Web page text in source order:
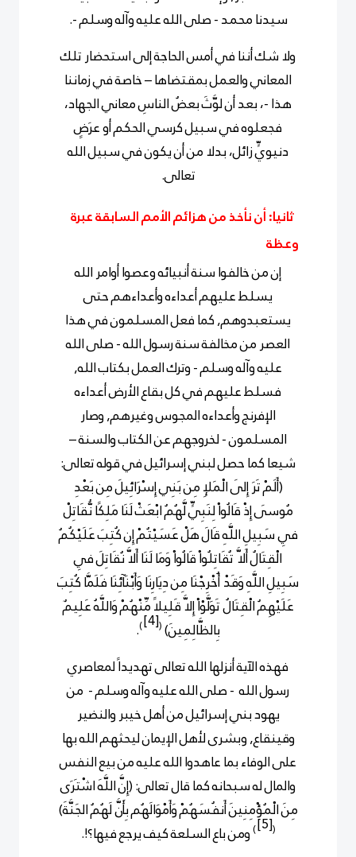
سيدنا محمد - صلى الله عليه وآله وسلم -.
ولا شك أننا في أمس الحاجة إلى استحضار تلك
المعاني والعمل بمقتضاها – خاصة في زماننا
هذا -، بعد أن لوَّثَ بعضُ الناسِ معاني الجهاد،
فجعلوه في سبيل كرسي الحكم أو عرَضٍ
دنيويٍّ زائل، بدلا من أن يكون في سبيل الله
تعالى.
ثانيا: أن نأخذ من هزائم الأمم السابقة عبرة
وعظة
إن من خالفوا سنة أنبيائه وعصوا أوامر الله
يسلط عليهم أعداءه وأعداءهم حتى
يستعبدوهم, كما فعل المسلمون في هذا
العصر من مخالفة سنة رسول الله - صلى الله
عليه وآله وسلم - وترك العمل بكتاب الله,
فسلط عليهم في كل بقاع الأرض أعداءه
الإفرنج وأعداءه المجوس وغيرهم, وصار
المسلمون - لخروجهم عن الكتاب والسنة –
شيعا كما حصل لبني إسرائيل في قوله تعالى:
(أَلَمْ تَرَ إِلَى الْمَلإِ مِن بَنِي إِسْرَائِيلَ مِن بَعْدِ
مُوسَى إِذْ قَالُواْ لِنَبِيٍّ لَّهُمُ ابْعَثْ لَنَا مَلِكًا نُّقَاتِلْ
فِيسَبِيلِ اللَّهِ قَالَ هَلْ عَسَيْتُمْ إِن كُتِبَ عَلَيْكُمُ
الْقِتَالُ أَلاَّتُقَاتِلُواْ قَالُواْ وَمَا لَنَا أَلاَّ نُقَاتِلَ فِي
سَبِيلِ اللَّهِ وَقَدْأُخْرِجْنَا مِن دِيَارِنَا وَأَبْنَآئِنَا فَلَمَّا كُتِبَ
عَلَيْهِمُ الْقِتَالُتَوَلَّوْاْ إِلاَّ قَلِيلاً مِّنْهُمْ وَاللَّهُ عَلِيمٌ
بِالظَّالِمِينَ)(
[4]
)
.
فهذه الآية أنزلها الله تعالى تهديداً لمعاصري
رسول الله - صلى الله عليه وآله وسلم - من
يهود بني إسرائيل من أهل خيبر والنضير
وقينقاع, وبشرى لأهل الإيمان ليحثهم الله بها
على الوفاء بما عاهدوا الله عليه من بيع النفس
والمال له سبحانه كما قال تعالى: (إِنَّ اللَّهَ اشْتَرَى
مِنَ الْمُؤْمِنِينَ أَنفُسَهُمْ وَأَمْوَالَهُم بِأَنَّلَهُمُ الجَنَّةَ)
(
[5]
)ومن باع السلعة كيف يرجع فيها؟!.